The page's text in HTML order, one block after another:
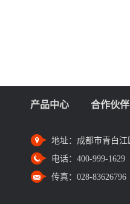
产品中心 合作伙伴
地址： 成都市青白江
电话： 400-999-1629
传真： 028-83626796